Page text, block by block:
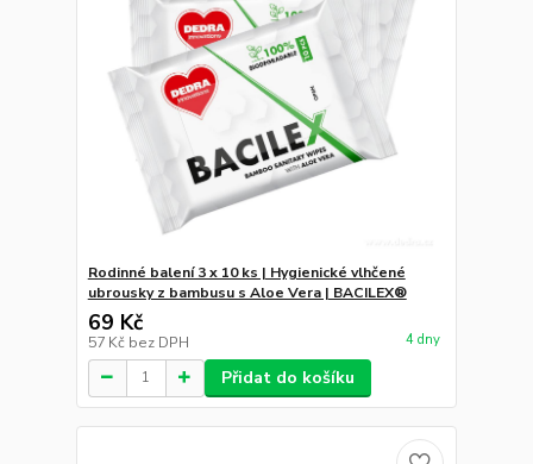
Rodinné balení 3 x 10 ks | Hygienické vlhčené
ubrousky z bambusu s Aloe Vera | BACILEX®
69 Kč
57 Kč bez DPH 4 dny
Přidat do košíku